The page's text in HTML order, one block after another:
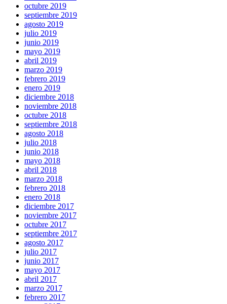
octubre 2019
septiembre 2019
agosto 2019
julio 2019
junio 2019
mayo 2019
abril 2019
marzo 2019
febrero 2019
enero 2019
diciembre 2018
noviembre 2018
octubre 2018
septiembre 2018
agosto 2018
julio 2018
junio 2018
mayo 2018
abril 2018
marzo 2018
febrero 2018
enero 2018
diciembre 2017
noviembre 2017
octubre 2017
septiembre 2017
agosto 2017
julio 2017
junio 2017
mayo 2017
abril 2017
marzo 2017
febrero 2017